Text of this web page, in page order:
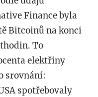
Finance byla
Bitcoinů na konci
To
elektřiny
srovnání:
spotřebovaly